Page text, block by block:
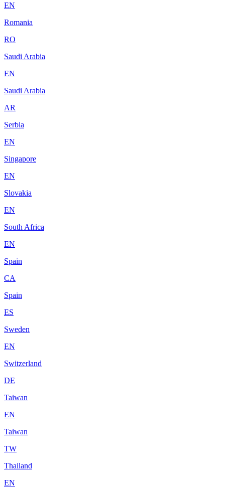
EN
Romania
RO
Saudi Arabia
EN
Saudi Arabia
AR
Serbia
EN
Singapore
EN
Slovakia
EN
South Africa
EN
Spain
CA
Spain
ES
Sweden
EN
Switzerland
DE
Taiwan
EN
Taiwan
TW
Thailand
EN